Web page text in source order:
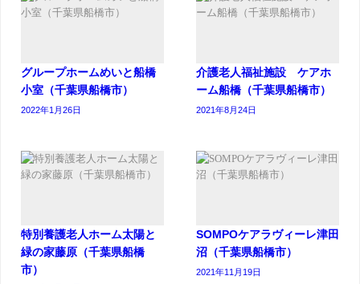
グループホームめいと船橋
小室（千葉県船橋市）
2022年1月26日
介護老人福祉施設 ケアホ
ーム船橋（千葉県船橋市）
2021年8月24日
特別養護老人ホーム太陽と
緑の家藤原（千葉県船橋
市）
SOMPOケアラヴィーレ津田
沼（千葉県船橋市）
2021年11月19日